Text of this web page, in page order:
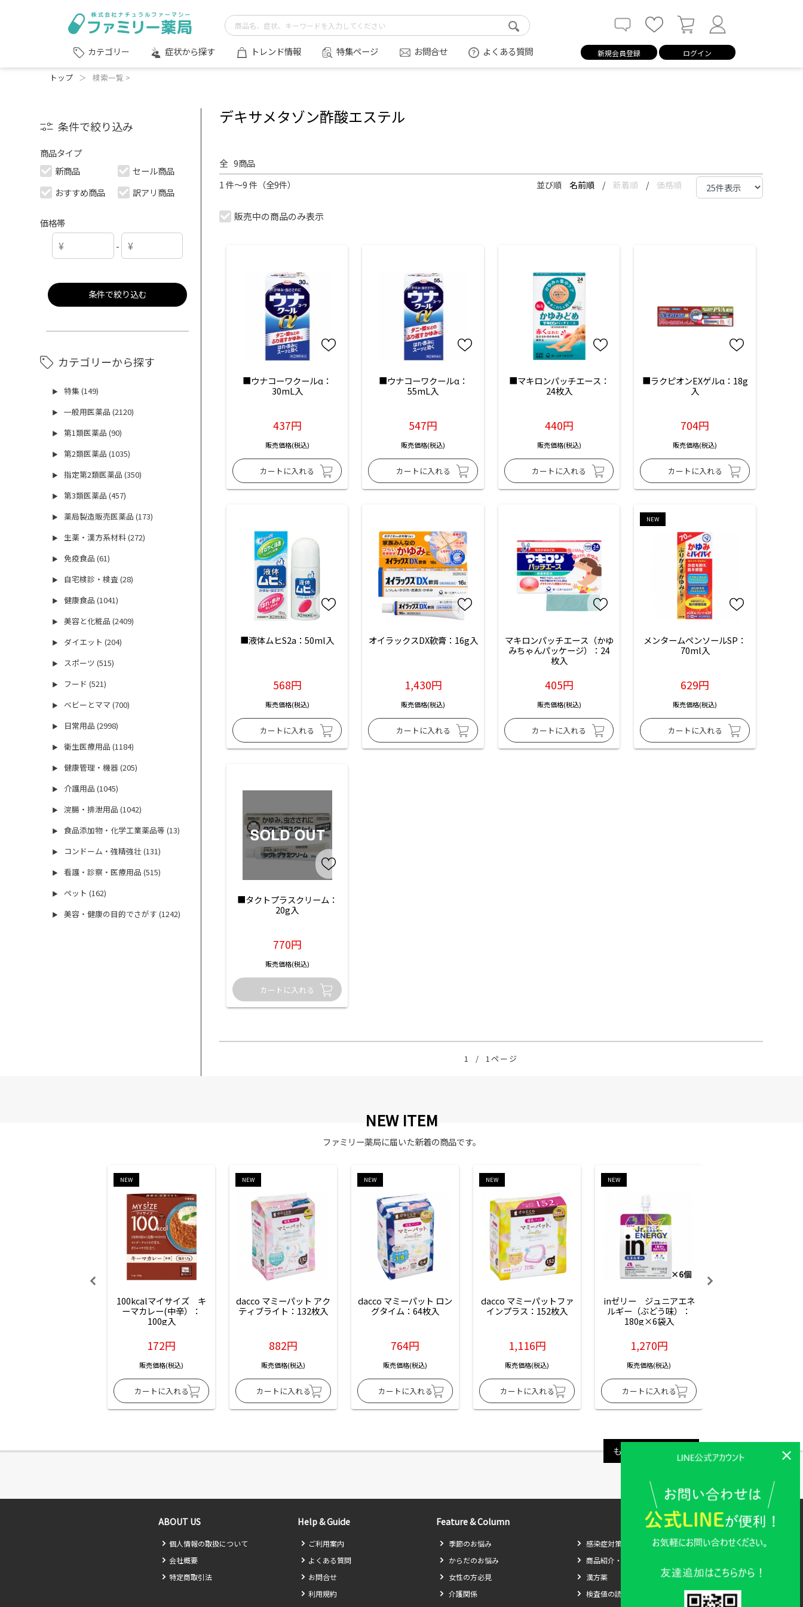
カテゴリー 症状から探す トレンド情報 特集ページ お問合せ よくある質問 新規会員登録 ログイン
トップ ＞ 検索一覧 >
条件で絞り込み
商品タイプ
新商品
セール商品
おすすめ商品
訳アリ商品
価格帯
-
条件で絞り込む
カテゴリーから探す
▶ 特集 (149)
▶ 一般用医薬品 (2120)
▶ 第1類医薬品 (90)
▶ 第2類医薬品 (1035)
▶ 指定第2類医薬品 (350)
▶ 第3類医薬品 (457)
▶ 薬局製造販売医薬品 (173)
▶ 生薬・漢方系材料 (272)
▶ 免疫食品 (61)
▶ 自宅検診・検査 (28)
▶ 健康食品 (1041)
▶ 美容と化粧品 (2409)
▶ ダイエット (204)
▶ スポーツ (515)
▶ フード (521)
▶ ベビーとママ (700)
▶ 日常用品 (2998)
▶ 衛生医療用品 (1184)
▶ 健康管理・機器 (205)
▶ 介護用品 (1045)
▶ 浣腸・排泄用品 (1042)
▶ 食品添加物・化学工業薬品等 (13)
▶ コンドーム・強精強壮 (131)
▶ 看護・診察・医療用品 (515)
▶ ペット (162)
▶ 美容・健康の目的でさがす (1242)
デキサメタゾン酢酸エステル
全 9商品
1 件～9 件（全9件）
並び順 名前順 / 新着順 / 価格順
販売中の商品のみ表示
■ウナコーワクールα：
30mL入
437円
販売価格(税込)
■ウナコーワクールα：
55mL入
547円
販売価格(税込)
■マキロンパッチエース：
24枚入
440円
販売価格(税込)
■ラクピオンEXゲルα：18g
入
704円
販売価格(税込)
■液体ムヒS2a：50ml入
568円
販売価格(税込)
オイラックスDX軟膏：16g入
1,430円
販売価格(税込)
マキロンパッチエース（かゆ
みちゃんパッケージ）：24
枚入
405円
販売価格(税込)
NEW
メンタームペンソールSP：
70ml入
629円
販売価格(税込)
■タクトプラスクリーム：
20g入
770円
販売価格(税込)
1 / 1ページ
NEW ITEM
ファミリー薬局に届いた新着の商品です。
NEW
100kcalマイサイズ　キ
ーマカレー(中辛）：
100g入
172円
販売価格(税込)
NEW
dacco マミーパット アク
ティブライト：132枚入
882円
販売価格(税込)
NEW
dacco マミーパット ロン
グタイム：64枚入
764円
販売価格(税込)
NEW
dacco マミーパットファ
インプラス：152枚入
1,116円
販売価格(税込)
NEW
inゼリー　ジュニアエネ
ルギー（ぶどう味）：
180g×6袋入
1,270円
販売価格(税込)
もっと見る
ABOUT US
個人情報の取扱について
会社概要
特定商取引法
Help & Guide
ご利用案内
よくある質問
お問合せ
利用規約
Feature & Column
季節のお悩み
感染症対策
からだのお悩み
商品紹介・比較
女性の方必見
漢方薬
介護関係
検査値の読み方